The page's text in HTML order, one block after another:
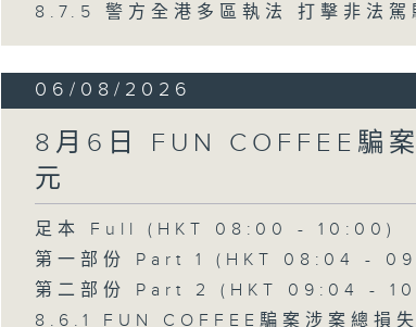
8.7.5 警方全港多區執法 打擊非法駕
06/08/2026
8月6日 FUN COFFEE騙
元
足本 Full (HKT 08:00 - 10:00)
第一部份 Part 1 (HKT 08:04 -
第二部份 Part 2 (HKT 09:04 -
8.6.1 FUN COFFEE騙案涉案總損